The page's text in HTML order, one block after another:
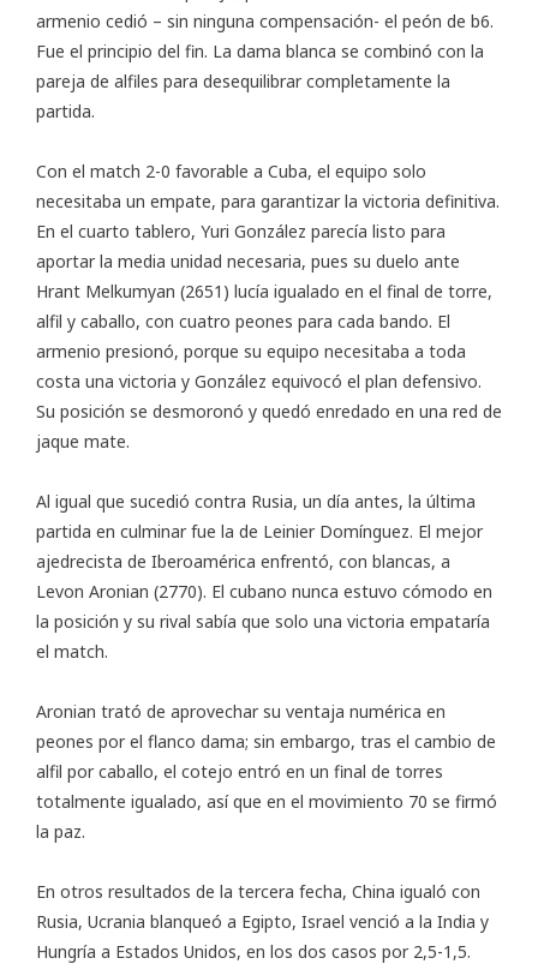
armenio cedió – sin ninguna compensación- el peón de b6.
Fue el principio del fin. La dama blanca se combinó con la
pareja de alfiles para desequilibrar completamente la
partida.
Con el match 2-0 favorable a Cuba, el equipo solo
necesitaba un empate, para garantizar la victoria definitiva.
En el cuarto tablero, Yuri González parecía listo para
aportar la media unidad necesaria, pues su duelo ante
Hrant Melkumyan (2651) lucía igualado en el final de torre,
alfil y caballo, con cuatro peones para cada bando. El
armenio presionó, porque su equipo necesitaba a toda
costa una victoria y González equivocó el plan defensivo.
Su posición se desmoronó y quedó enredado en una red de
jaque mate.
Al igual que sucedió contra Rusia, un día antes, la última
partida en culminar fue la de Leinier Domínguez. El mejor
ajedrecista de Iberoamérica enfrentó, con blancas, a
Levon Aronian (2770). El cubano nunca estuvo cómodo en
la posición y su rival sabía que solo una victoria empataría
el match.
Aronian trató de aprovechar su ventaja numérica en
peones por el flanco dama; sin embargo, tras el cambio de
alfil por caballo, el cotejo entró en un final de torres
totalmente igualado, así que en el movimiento 70 se firmó
la paz.
En otros resultados de la tercera fecha, China igualó con
Rusia, Ucrania blanqueó a Egipto, Israel venció a la India y
Hungría a Estados Unidos, en los dos casos por 2,5-1,5.